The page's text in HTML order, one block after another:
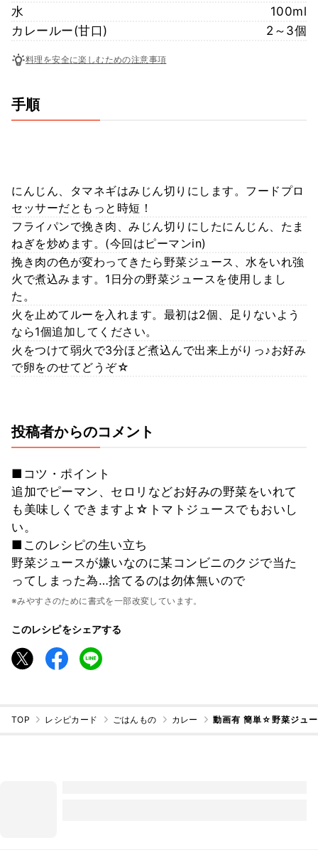
水
100ml
カレールー(甘口)
2～3個
料理を安全に楽しむための注意事項
手順
にんじん、タマネギはみじん切りにします。フードプロ
セッサーだともっと時短！
フライパンで挽き肉、みじん切りにしたにんじん、たま
ねぎを炒めます。(今回はピーマンin)
挽き肉の色が変わってきたら野菜ジュース、水をいれ強
火で煮込みます。1日分の野菜ジュースを使用しまし
た。
火を止めてルーを入れます。最初は2個、足りないよう
なら1個追加してください。
火をつけて弱火で3分ほど煮込んで出来上がりっ♪お好み
で卵をのせてどうぞ☆
投稿者からのコメント
■コツ・ポイント
追加でピーマン、セロリなどお好みの野菜をいれて
も美味しくできますよ☆トマトジュースでもおいし
い。
■このレシピの生い立ち
野菜ジュースが嫌いなのに某コンビニのクジで当た
ってしまった為…捨てるのは勿体無いので
※みやすさのために書式を一部改変しています。
このレシピをシェアする
TOP レシピカード ごはんもの カレー 動画有 簡単☆野菜ジュ